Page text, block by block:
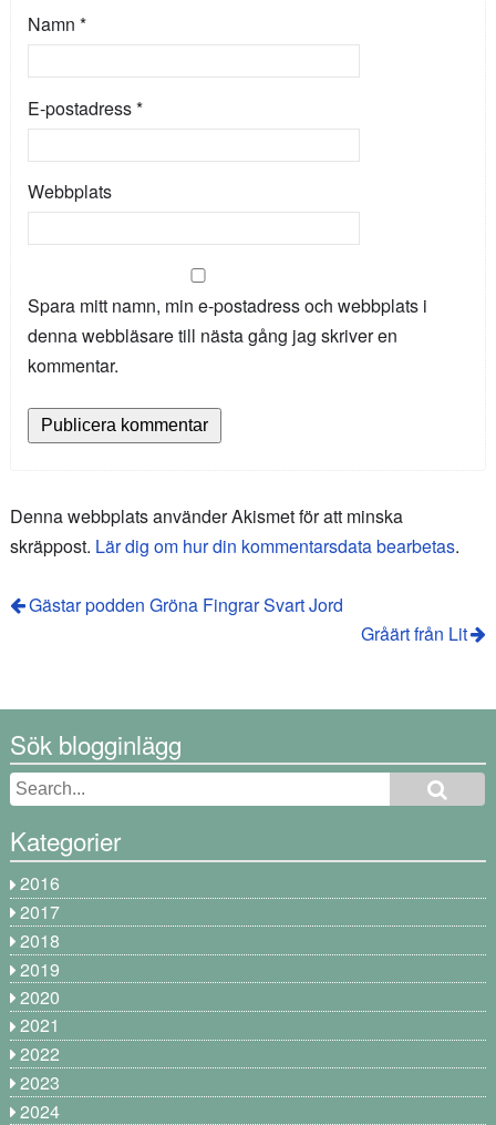
Namn *
E-postadress*
Webbplats
Spara mitt namn, min e-postadress och webbplats i
denna webbläsare till nästa gång jag skriver en
kommentar.
Denna webbplats använder Akismet för att minska
skräppost. Lär dig om hur din kommentarsdata bearbetas.
Gästar podden Gröna Fingrar Svart Jord
Gråärt från Lit
Sök blogginlägg
Kategorier
2016
2017
2018
2019
2020
2021
2022
2023
2024